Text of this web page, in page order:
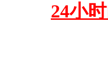
24小